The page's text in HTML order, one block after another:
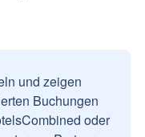
und zeigen
Buchungen
oder